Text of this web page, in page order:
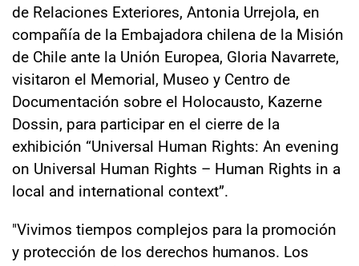
de Relaciones Exteriores, Antonia Urrejola, en
compañía de la Embajadora chilena de la Misión
de Chile ante la Unión Europea, Gloria Navarrete,
visitaron el Memorial, Museo y Centro de
Documentación sobre el Holocausto, Kazerne
Dossin, para participar en el cierre de la
exhibición “Universal Human Rights: An evening
on Universal Human Rights – Human Rights in a
local and international context”.
"Vivimos tiempos complejos para la promoción
y protección de los derechos humanos. Los